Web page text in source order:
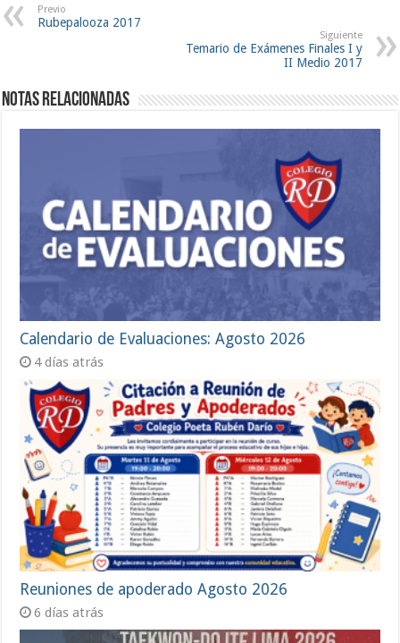
Previo
Rubepalooza 2017
Siguiente
Temario de Exámenes Finales I y
II Medio 2017
Notas Relacionadas
Calendario de Evaluaciones: Agosto 2026
4 días atrás
Reuniones de apoderado Agosto 2026
6 días atrás